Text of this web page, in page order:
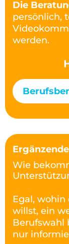
Die
persönlich,
werden.
Wie
Egal, wohin
willst, ein
Berufswahl
nur